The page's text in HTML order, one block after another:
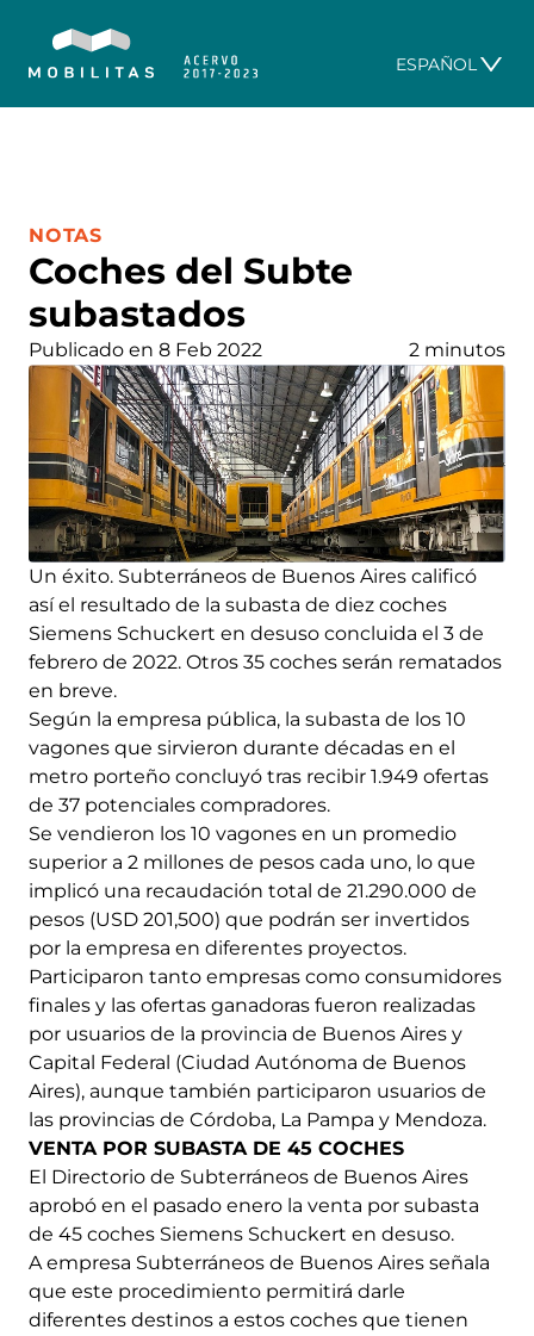
ESPAÑOL
Coches del Subte
subastados
CATEGORÍA:
NOTAS
Publicado en 8 Feb 2022 2 minutos
Un éxito. Subterráneos de Buenos Aires calificó
así el resultado de la subasta de diez coches
Siemens Schuckert en desuso concluida el 3 de
febrero de 2022. Otros 35 coches serán rematados
en breve.
Según la empresa pública, la subasta de los 10
vagones que sirvieron durante décadas en el
metro porteño concluyó tras recibir 1.949 ofertas
de 37 potenciales compradores.
Se vendieron los 10 vagones en un promedio
superior a 2 millones de pesos cada uno, lo que
implicó una recaudación total de 21.290.000 de
pesos (USD 201,500) que podrán ser invertidos
por la empresa en diferentes proyectos.
Participaron tanto empresas como consumidores
finales y las ofertas ganadoras fueron realizadas
por usuarios de la provincia de Buenos Aires y
Capital Federal (Ciudad Autónoma de Buenos
Aires), aunque también participaron usuarios de
las provincias de Córdoba, La Pampa y Mendoza.
VENTA POR SUBASTA DE 45 COCHES
El Directorio de Subterráneos de Buenos Aires
aprobó en el pasado enero la venta por subasta
de 45 coches Siemens Schuckert en desuso.
A empresa Subterráneos de Buenos Aires señala
que este procedimiento permitirá darle
diferentes destinos a estos coches que tienen